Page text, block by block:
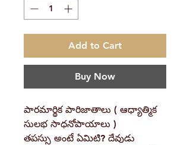
Add to Cart
Buy Now
పారమార్థిక పారిజాతాలు ( ఆధ్యాత్మిక
సులభ సాధనోపాయాలు )
తపస్సు అంటే ఏమిటి? దేవుడు